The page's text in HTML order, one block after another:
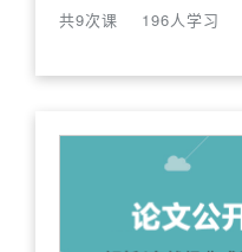
共9次课 196人学习